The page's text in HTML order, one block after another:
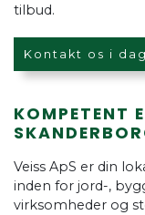
tilbud.
Kontakt os i
KOMPETENT
Veiss ApS er din
inden for jord-,
virksomheder og